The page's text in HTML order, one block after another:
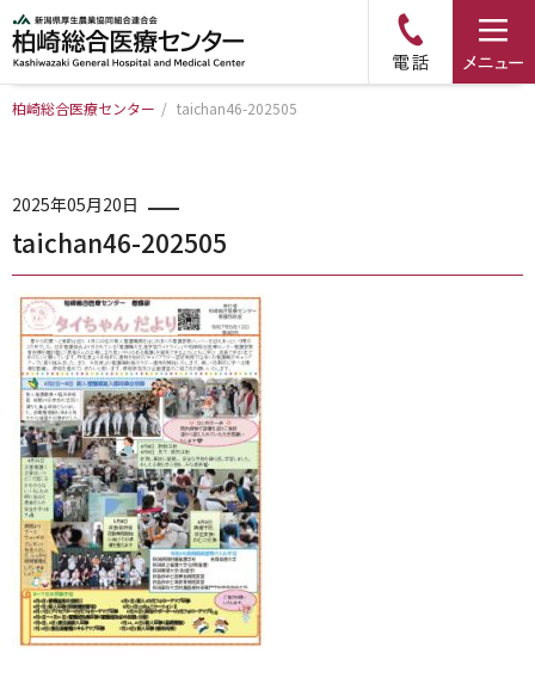
病院について
診療科・部門のご案内
アクセス
外来のご案内
入院のご案内
人間ドックのご案内
医療関係者の方へ
柏崎総合医療センター / taichan46-202505
2025年05月20日
taichan46-202505